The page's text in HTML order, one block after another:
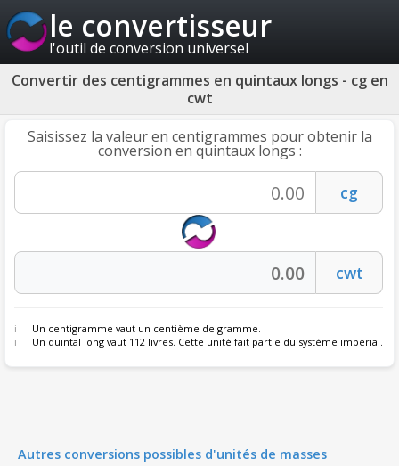
le convertisseur
l'outil de conversion universel
Convertir des centigrammes en quintaux longs - cg en
cwt
Saisissez la valeur en centigrammes pour obtenir la
conversion en quintaux longs :
Un centigramme vaut un centième de gramme.
Un quintal long vaut 112 livres. Cette unité fait partie du système impérial.
Autres conversions possibles d'unités de masses